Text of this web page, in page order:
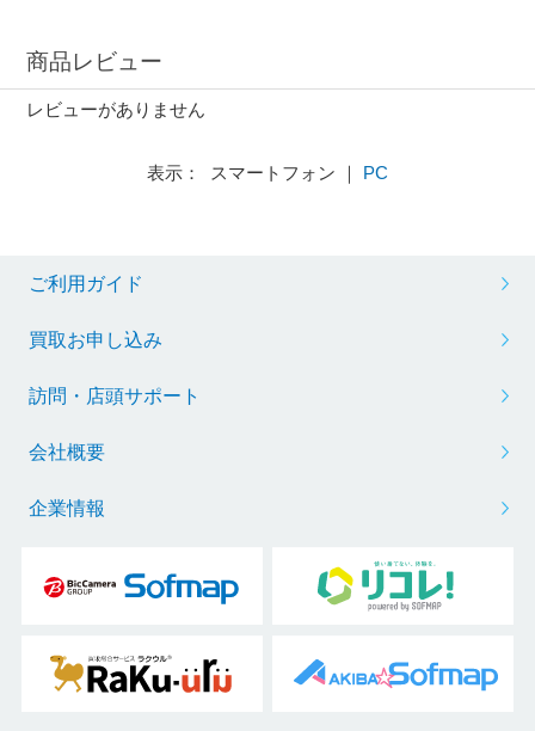
商品レビュー
レビューがありません
表示： スマートフォン ｜ PC
ご利用ガイド
買取お申し込み
訪問・店頭サポート
会社概要
企業情報